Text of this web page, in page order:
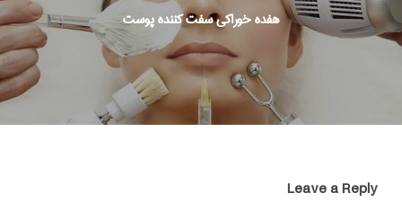
هفده خوراكي سفت كننده پوست
Leave a Reply